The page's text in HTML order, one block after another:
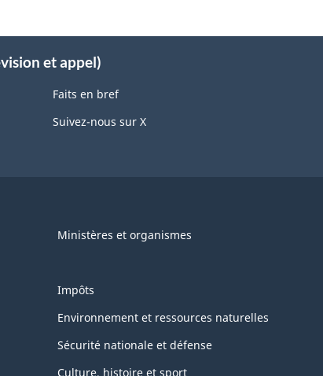
et appel)
Faits en bref
Suivez-nous sur X
Ministères et organismes
Impôts
Environnement et ressources naturelles
Sécurité nationale et défense
Culture, histoire et sport